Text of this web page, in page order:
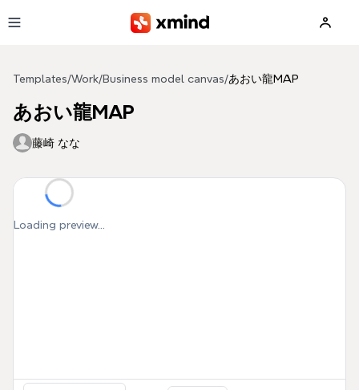
Templates/Work/Business model canvas/あおい龍MAP
あおい龍MAP
藤崎 なな
Loading preview...